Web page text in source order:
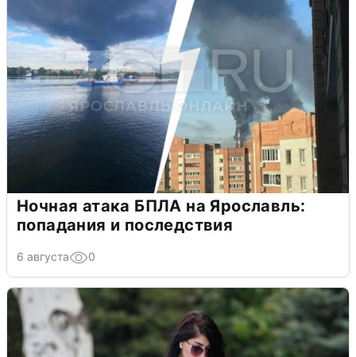
Ночная атака БПЛА на Ярославль:
попадания и последствия
6 августа 0